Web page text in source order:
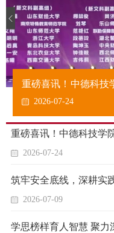
重磅喜讯！中德科技
创新大赛二等奖，实
2026-07-24
2026-07-24
2026-07-09